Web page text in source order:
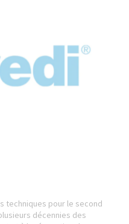
techniques pour le second
décennies des